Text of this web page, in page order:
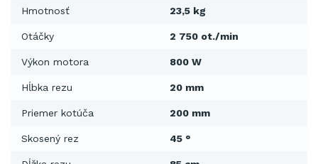
Hmotnosť 23,5 kg
Otáčky 2 750 ot./min
Výkon motora 800 W
Hĺbka rezu 20 mm
Priemer kotúča 200 mm
Skosený rez 45 °